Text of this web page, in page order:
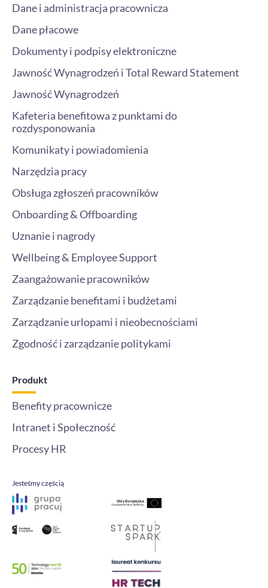
Dane i administracja pracownicza
Dane płacowe
Dokumenty i podpisy elektroniczne
Jawność Wynagrodzeń i Total Reward Statement
Jawność Wynagrodzeń
Kafeteria benefitowa z punktami do
rozdysponowania
Komunikaty i powiadomienia
Narzędzia pracy
Obsługa zgłoszeń pracowników
Onboarding & Offboarding
Uznanie i nagrody
Wellbeing & Employee Support
Zaangażowanie pracowników
Zarządzanie benefitami i budżetami
Zarządzanie urlopami i nieobecnościami
Zgodność i zarządzanie politykami
Produkt
Benefity pracownicze
Intranet i Społeczność
Procesy HR
Jesteśmy częścią